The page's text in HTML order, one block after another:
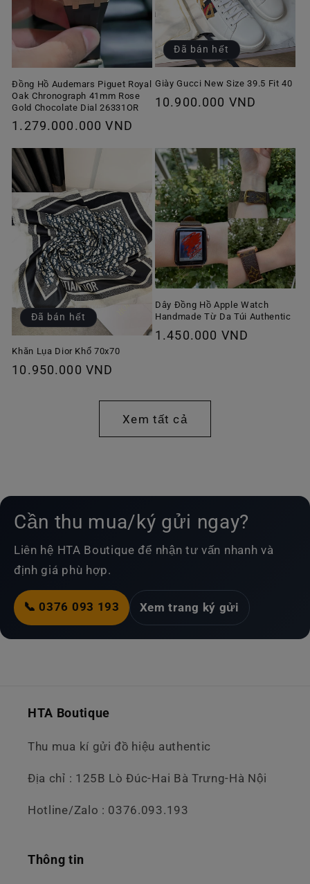
Đồng Hồ Audemars Piguet Royal
Oak Chronograph 41mm Rose
Gold Chocolate Dial 26331OR
Giá
thường
1.279.000.000 VND
Đã bán hết
Giày Gucci New Size 39.5 Fit 40
Giá
10.900.000 VND
Đã bán hết
Khăn Lụa Dior Khổ 70x70
Giá
10.950.000 VND
Dây Đồng Hồ Apple Watch
Handmade Từ Da Túi Authentic
Giá
1.450.000 VND
Xem tất cả
Cần thu mua/ký gửi ngay?
Liên hệ HTA Boutique để nhận tư vấn nhanh và
định giá phù hợp.
📞 0376 093 193 Xem trang ký gửi
HTA Boutique
Thu mua kí gửi đồ hiệu authentic
Địa chỉ : 125B Lò Đúc-Hai Bà Trưng-Hà Nội
Hotline/Zalo : 0376.093.193
Thông tin